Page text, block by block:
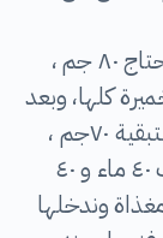
جم ،
٧٠جم ،
و ٤٠